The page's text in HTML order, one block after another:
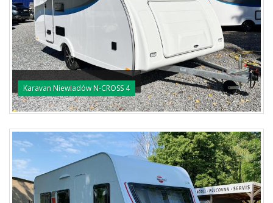
Karavan Niewiadów N-CROSS 4